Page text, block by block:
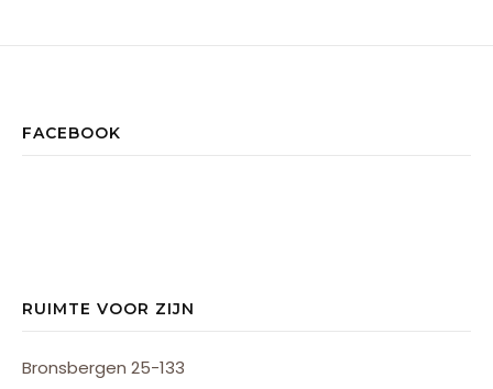
FACEBOOK
RUIMTE VOOR ZIJN
Bronsbergen 25-133